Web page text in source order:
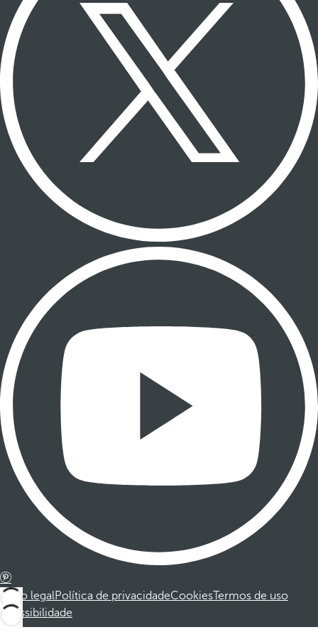
Aviso legalPolítica de privacidadeCookiesTermos de uso
Acessibilidade